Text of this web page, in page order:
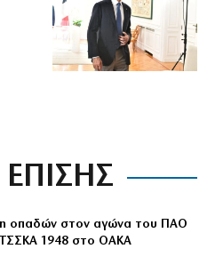
ΕΠΙΣΗΣ
οπαδών στον αγώνα του ΠΑΟ
1948 στο ΟΑΚΑ